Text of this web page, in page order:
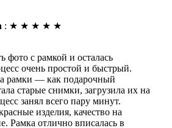
: ★ ★ ★ ★ ★
фото с рамкой и осталась
очень простой и быстрый.
рамки — как подарочный
старые снимки, загрузила их на
занял всего пару минут.
изделия, качество на
Рамка отлично вписалась в